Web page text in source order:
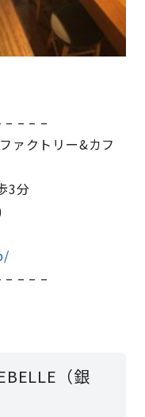
– – – –
ァクトリー&カフ
3分
– – – –
（銀